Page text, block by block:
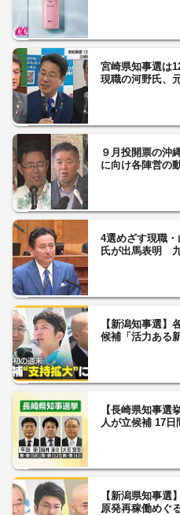
宮崎県知事選は
現職の河野氏、
９月投開票の
に向け各陣営の
4選めざす現職
氏が出馬表明
【新潟知事選】
候補「活力ある
【長崎県知事
人が立候補 17
【新潟県知事選
原発再稼働めぐ